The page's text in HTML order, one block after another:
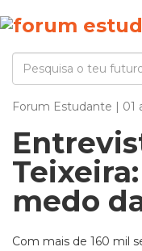
Forum Estudante | 01
medo
Com mais de 160 mil